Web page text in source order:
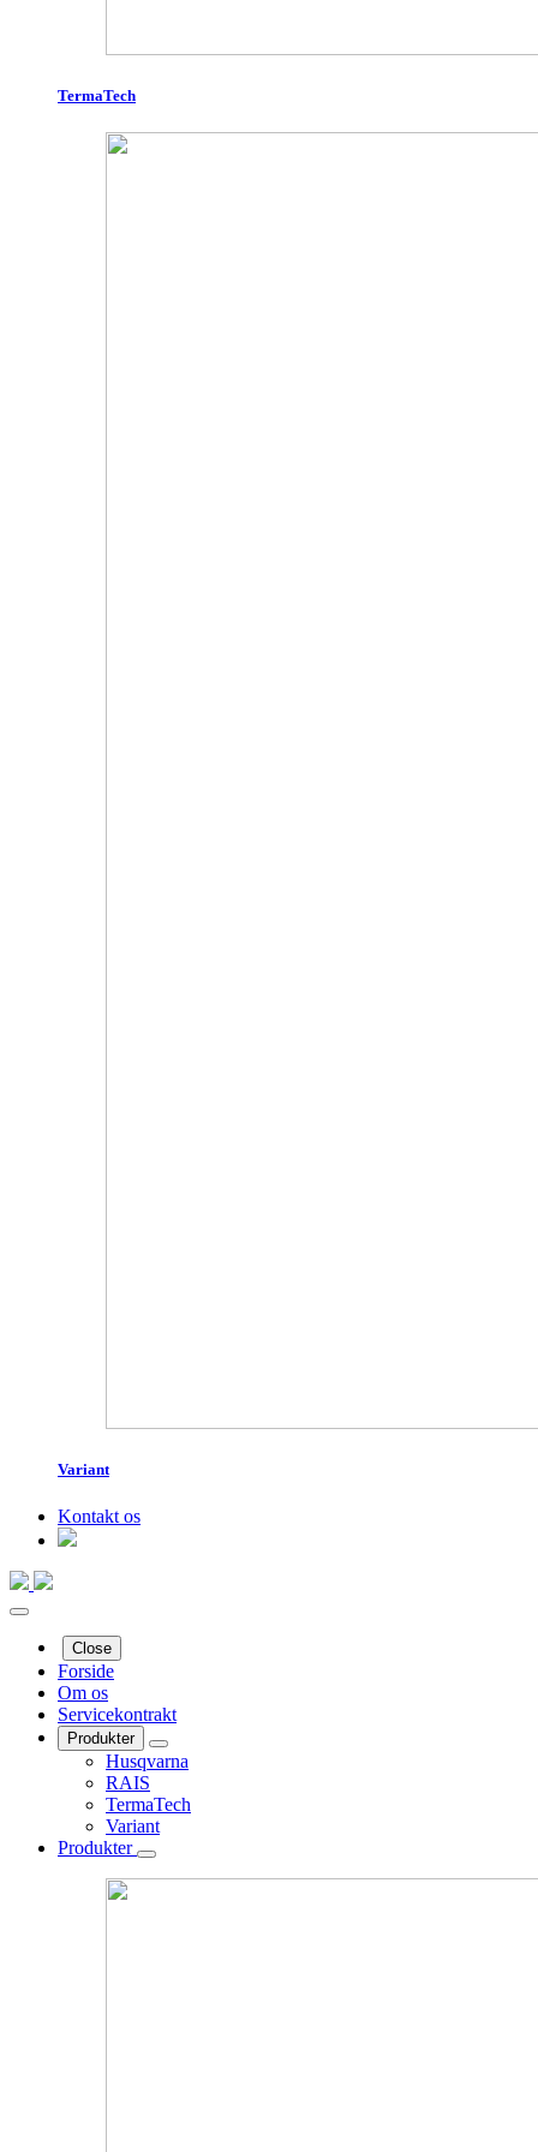
TermaTech
Variant
Kontakt os
Close
Forside
Om os
Servicekontrakt
Produkter
Husqvarna
RAIS
TermaTech
Variant
Produkter